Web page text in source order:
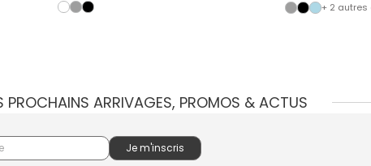
+ 2 autres
PROCHAINS ARRIVAGES, PROMOS & ACTUS